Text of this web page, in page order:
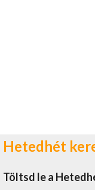
Hetedhét
Töltsd le a